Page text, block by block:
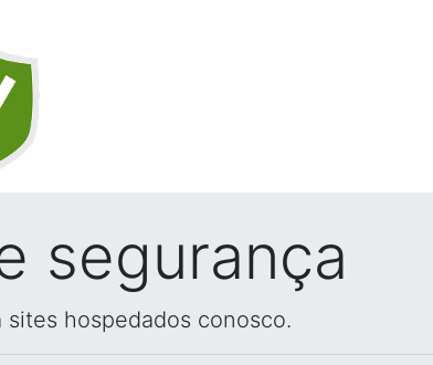
segurança
hospedados conosco.